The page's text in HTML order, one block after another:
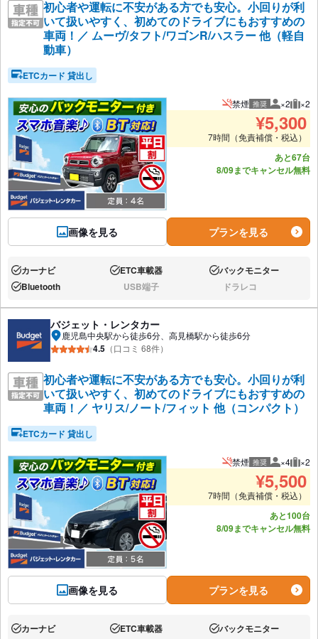
初心者や運転に不安がある方でも安心。小回りが利
いて扱いやすく、初めてのドライブにもおすすめの
車両！／ ムーヴ/タフト/ワゴンR/ハスラー 他（軽自
動車）
ETCカード 貸出し
画像を見る
禁煙 推奨 推奨人数
×2 推
×2
¥5,300
7時間（免責補償・税込）
あと67台
8/09までキャンセル無料
プランを見る
あり:カーナビ あり:ETC車載器 あり:バックモニター
あり:Bluetooth なし:USB端子 なし:ドラレコ
バジェット・レンタカー
鹿児島中央駅から徒歩6分、高見橋駅から徒歩6分
4.5 （口コミ 68件）
初心者や運転に不安がある方でも安心。小回りが利
いて扱いやすく、初めてのドライブにもおすすめの
車両！／ ヤリス/ノート/フィット 他（コンパクト）
ETCカード 貸出し
画像を見る
禁煙 推奨 推奨人数
×4 推
×2
¥5,500
7時間（免責補償・税込）
あと100台
8/09までキャンセル無料
プランを見る
あり:カーナビ あり:ETC車載器 あり:バックモニター